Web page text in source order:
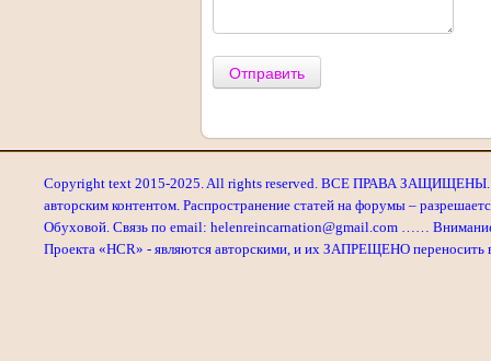
Отправить
Copyright text 2015-2025. All rights reserved. ВСЕ ПРАВА ЗАЩИЩЕНЫ.
авторским контентом. Распространение статей на форумы –
Обуховой. Связь по email: helenreincarnation@gmail.com ……
Проекта «HCR» - являются авторскими, и их ЗАПРЕЩЕНО переносить в